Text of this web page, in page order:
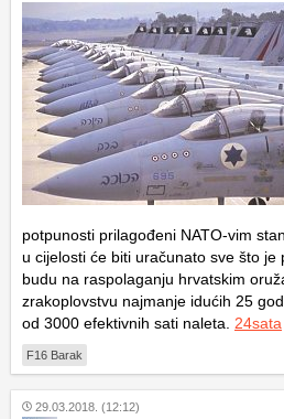
potpunosti prilagođeni NATO-vim
u cijelosti će biti uračunato sve što je
budu na raspolaganju hrvatskim
zrakoplovstvu najmanje idućih 25
od 3000 efektivnih sati naleta. 24sata
F16 Barak
29.03.2018. (12:12)